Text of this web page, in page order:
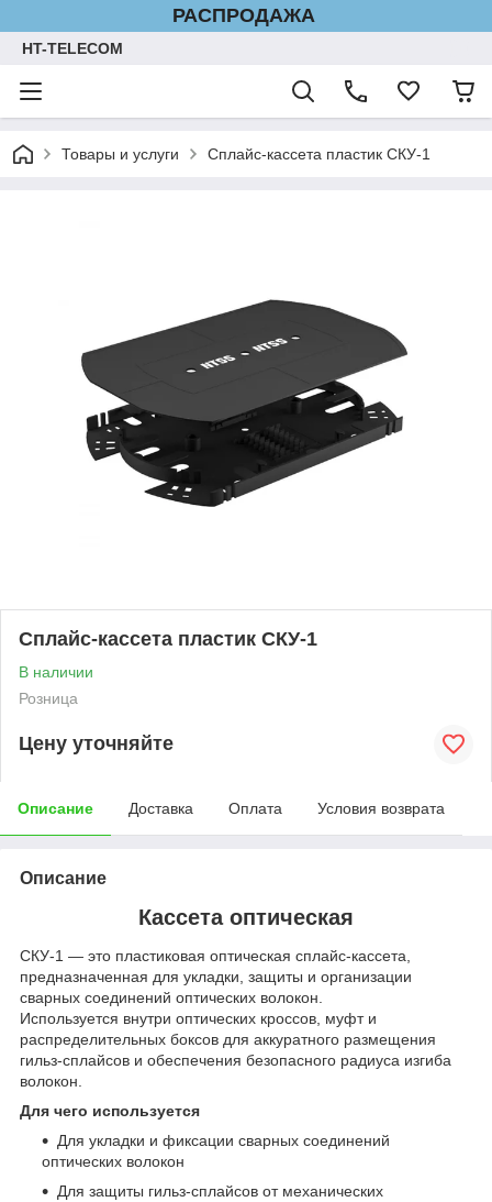
РАСПРОДАЖА
HT-TELECOM
Товары и услуги Сплайс-кассета пластик СКУ-1
Сплайс-кассета пластик СКУ-1
В наличии
Розница
Цену уточняйте
Описание Доставка Оплата Условия возврата
Описание
Кассета оптическая
СКУ‑1 — это пластиковая оптическая сплайс‑кассета,
предназначенная для укладки, защиты и организации
сварных соединений оптических волокон.
Используется внутри оптических кроссов, муфт и
распределительных боксов для аккуратного размещения
гильз‑сплайсов и обеспечения безопасного радиуса изгиба
волокон.
Для чего используется
Для укладки и фиксации сварных соединений
оптических волокон
Для защиты гильз‑сплайсов от механических